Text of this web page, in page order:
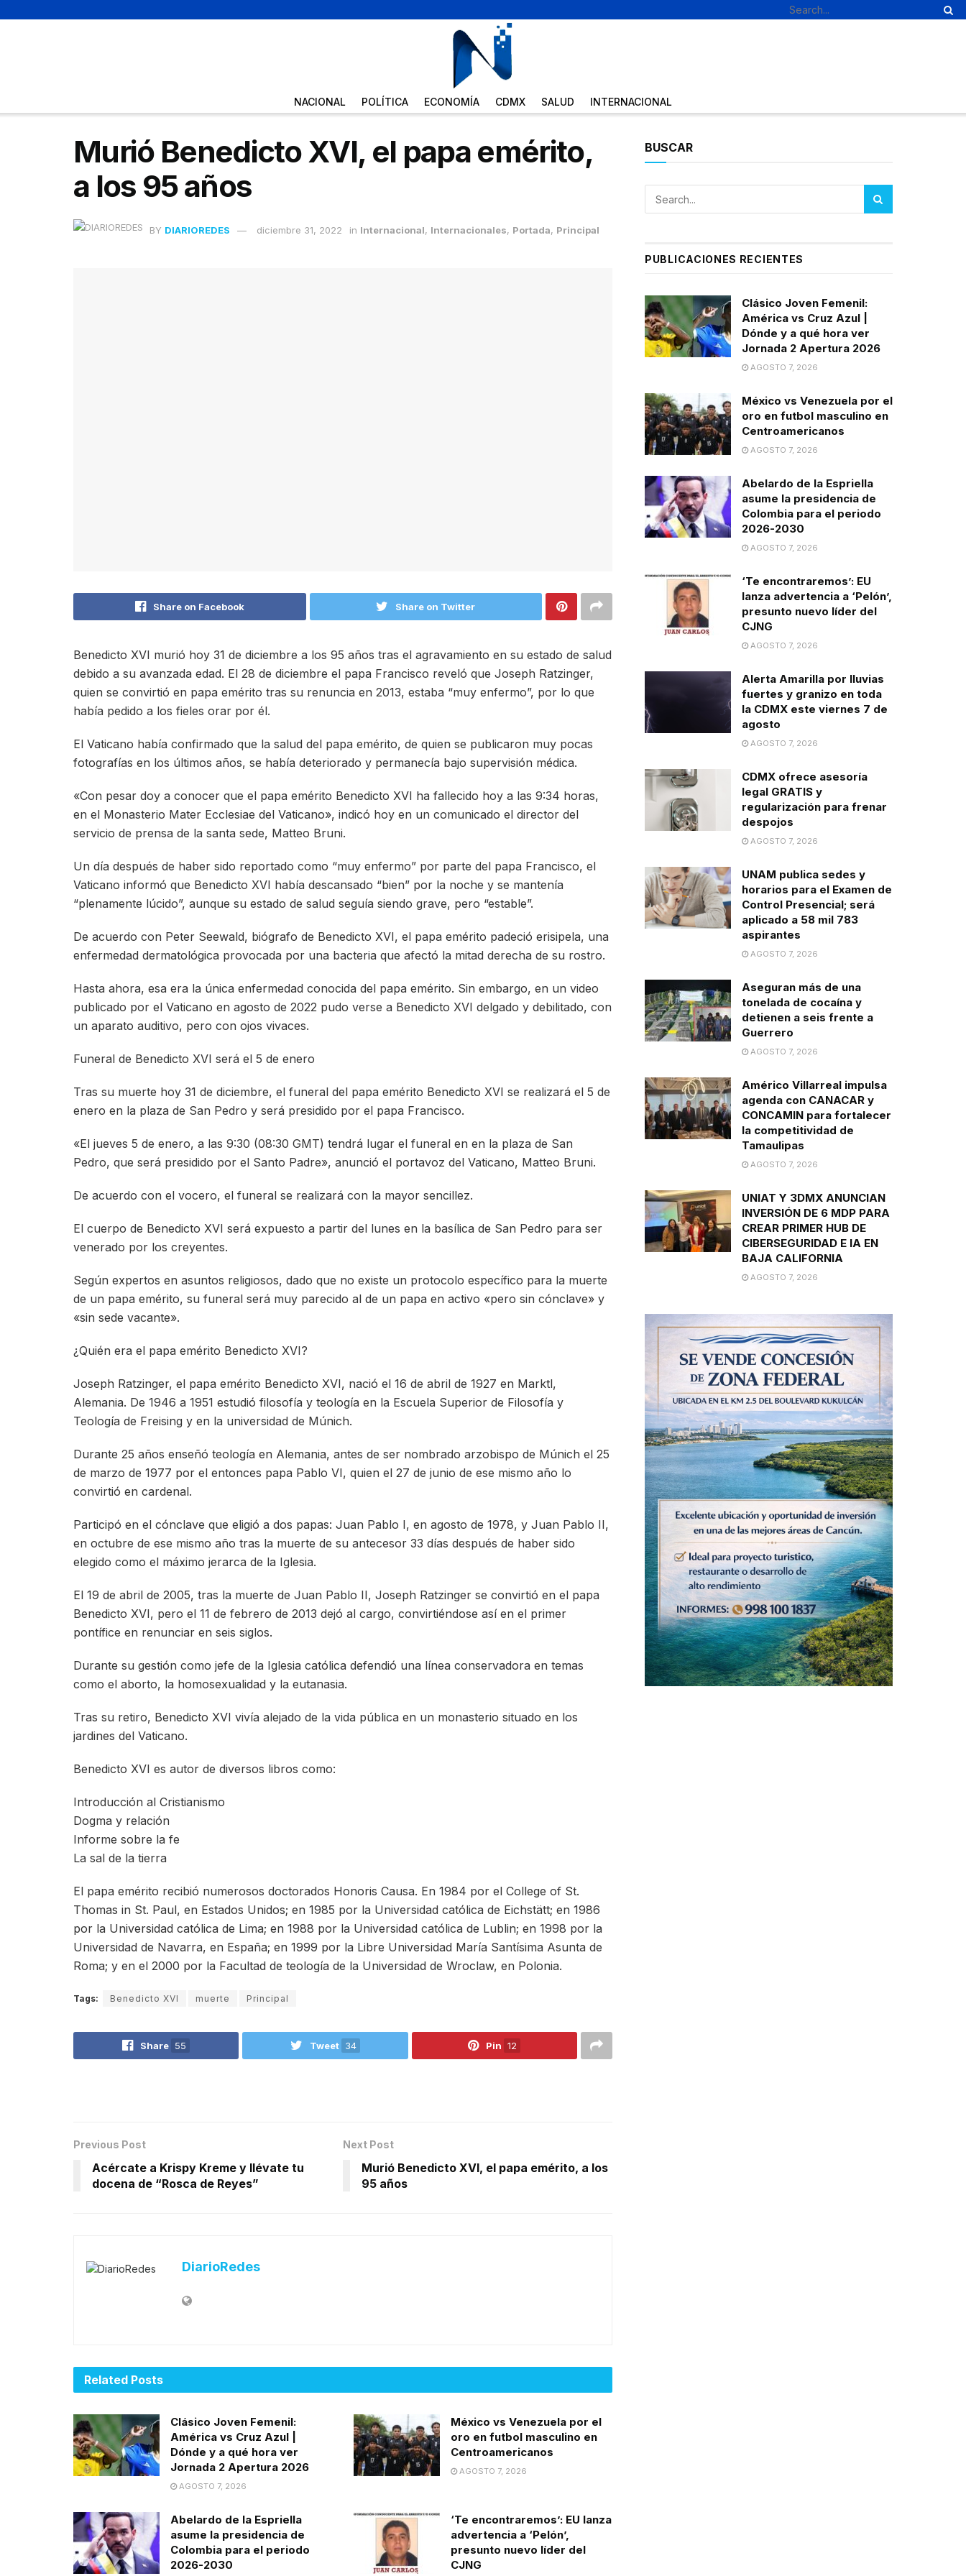
NACIONAL POLÍTICA ECONOMÍA CDMX SALUD INTERNACIONAL
Murió Benedicto XVI, el papa emérito,
a los 95 años
BY DIARIOREDES diciembre 31, 2022 in Internacional, Internacionales, Portada, Principal
Share on Facebook Share on Twitter
Benedicto XVI murió hoy 31 de diciembre a los 95 años tras el agravamiento en su estado de salud
debido a su avanzada edad. El 28 de diciembre el papa Francisco reveló que Joseph Ratzinger,
quien se convirtió en papa emérito tras su renuncia en 2013, estaba “muy enfermo”, por lo que
había pedido a los fieles orar por él.
El Vaticano había confirmado que la salud del papa emérito, de quien se publicaron muy pocas
fotografías en los últimos años, se había deteriorado y permanecía bajo supervisión médica.
«Con pesar doy a conocer que el papa emérito Benedicto XVI ha fallecido hoy a las 9:34 horas,
en el Monasterio Mater Ecclesiae del Vaticano», indicó hoy en un comunicado el director del
servicio de prensa de la santa sede, Matteo Bruni.
Un día después de haber sido reportado como “muy enfermo” por parte del papa Francisco, el
Vaticano informó que Benedicto XVI había descansado “bien” por la noche y se mantenía
“plenamente lúcido”, aunque su estado de salud seguía siendo grave, pero “estable”.
De acuerdo con Peter Seewald, biógrafo de Benedicto XVI, el papa emérito padeció erisipela, una
enfermedad dermatológica provocada por una bacteria que afectó la mitad derecha de su rostro.
Hasta ahora, esa era la única enfermedad conocida del papa emérito. Sin embargo, en un video
publicado por el Vaticano en agosto de 2022 pudo verse a Benedicto XVI delgado y debilitado, con
un aparato auditivo, pero con ojos vivaces.
Funeral de Benedicto XVI será el 5 de enero
Tras su muerte hoy 31 de diciembre, el funeral del papa emérito Benedicto XVI se realizará el 5 de
enero en la plaza de San Pedro y será presidido por el papa Francisco.
«El jueves 5 de enero, a las 9:30 (08:30 GMT) tendrá lugar el funeral en en la plaza de San
Pedro, que será presidido por el Santo Padre», anunció el portavoz del Vaticano, Matteo Bruni.
De acuerdo con el vocero, el funeral se realizará con la mayor sencillez.
El cuerpo de Benedicto XVI será expuesto a partir del lunes en la basílica de San Pedro para ser
venerado por los creyentes.
Según expertos en asuntos religiosos, dado que no existe un protocolo específico para la muerte
de un papa emérito, su funeral será muy parecido al de un papa en activo «pero sin cónclave» y
«sin sede vacante».
¿Quién era el papa emérito Benedicto XVI?
Joseph Ratzinger, el papa emérito Benedicto XVI, nació el 16 de abril de 1927 en Marktl,
Alemania. De 1946 a 1951 estudió filosofía y teología en la Escuela Superior de Filosofía y
Teología de Freising y en la universidad de Múnich.
Durante 25 años enseñó teología en Alemania, antes de ser nombrado arzobispo de Múnich el 25
de marzo de 1977 por el entonces papa Pablo VI, quien el 27 de junio de ese mismo año lo
convirtió en cardenal.
Participó en el cónclave que eligió a dos papas: Juan Pablo I, en agosto de 1978, y Juan Pablo II,
en octubre de ese mismo año tras la muerte de su antecesor 33 días después de haber sido
elegido como el máximo jerarca de la Iglesia.
El 19 de abril de 2005, tras la muerte de Juan Pablo II, Joseph Ratzinger se convirtió en el papa
Benedicto XVI, pero el 11 de febrero de 2013 dejó al cargo, convirtiéndose así en el primer
pontífice en renunciar en seis siglos.
Durante su gestión como jefe de la Iglesia católica defendió una línea conservadora en temas
como el aborto, la homosexualidad y la eutanasia.
Tras su retiro, Benedicto XVI vivía alejado de la vida pública en un monasterio situado en los
jardines del Vaticano.
Benedicto XVI es autor de diversos libros como:
Introducción al Cristianismo
Dogma y relación
Informe sobre la fe
La sal de la tierra
El papa emérito recibió numerosos doctorados Honoris Causa. En 1984 por el College of St.
Thomas in St. Paul, en Estados Unidos; en 1985 por la Universidad católica de Eichstätt; en 1986
por la Universidad católica de Lima; en 1988 por la Universidad católica de Lublin; en 1998 por la
Universidad de Navarra, en España; en 1999 por la Libre Universidad María Santísima Asunta de
Roma; y en el 2000 por la Facultad de teología de la Universidad de Wroclaw, en Polonia.
Tags: Benedicto XVI muerte Principal
Share 55 Tweet 34 Pin 12
Previous Post
Acércate a Krispy Kreme y llévate tu
docena de “Rosca de Reyes”
Next Post
Murió Benedicto XVI, el papa emérito, a los
95 años
DiarioRedes
Related Posts
Clásico Joven Femenil:
América vs Cruz Azul |
Dónde y a qué hora ver
Jornada 2 Apertura 2026
AGOSTO 7, 2026
México vs Venezuela por el
oro en futbol masculino en
Centroamericanos
AGOSTO 7, 2026
Abelardo de la Espriella
asume la presidencia de
Colombia para el periodo
2026-2030
‘Te encontraremos’: EU lanza
advertencia a ‘Pelón’,
presunto nuevo líder del
CJNG
BUSCAR
PUBLICACIONES RECIENTES
Clásico Joven Femenil:
América vs Cruz Azul |
Dónde y a qué hora ver
Jornada 2 Apertura 2026
AGOSTO 7, 2026
México vs Venezuela por el
oro en futbol masculino en
Centroamericanos
AGOSTO 7, 2026
Abelardo de la Espriella
asume la presidencia de
Colombia para el periodo
2026-2030
AGOSTO 7, 2026
‘Te encontraremos’: EU
lanza advertencia a ‘Pelón’,
presunto nuevo líder del
CJNG
AGOSTO 7, 2026
Alerta Amarilla por lluvias
fuertes y granizo en toda
la CDMX este viernes 7 de
agosto
AGOSTO 7, 2026
CDMX ofrece asesoría
legal GRATIS y
regularización para frenar
despojos
AGOSTO 7, 2026
UNAM publica sedes y
horarios para el Examen de
Control Presencial; será
aplicado a 58 mil 783
aspirantes
AGOSTO 7, 2026
Aseguran más de una
tonelada de cocaína y
detienen a seis frente a
Guerrero
AGOSTO 7, 2026
Américo Villarreal impulsa
agenda con CANACAR y
CONCAMIN para fortalecer
la competitividad de
Tamaulipas
AGOSTO 7, 2026
UNIAT Y 3DMX ANUNCIAN
INVERSIÓN DE 6 MDP PARA
CREAR PRIMER HUB DE
CIBERSEGURIDAD E IA EN
BAJA CALIFORNIA
AGOSTO 7, 2026